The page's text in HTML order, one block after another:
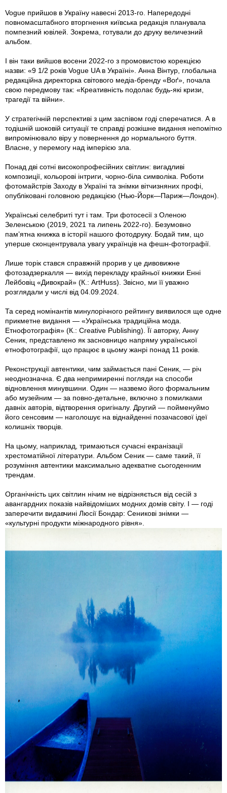
Vogue прийшов в Україну навесні 2013-го. Напередодні
повномасштабного вторгнення київська редакція планувала
помпезний ювілей. Зокрема, готували до друку величезний
альбом.
І він таки вийшов восени 2022-го з промовистою корекцією
назви: «9 1/2 років Vogue UA в Україні». Анна Вінтур, глобальна
редакційна директорка світового медіа-бренду «Воґ», почала
свою передмову так: «Креативність подолає будь-які кризи,
трагедії та війни».
У стратегічній перспективі з цим заспівом годі сперечатися. А в
тодішній шоковій ситуації те справді розкішне видання непомітно
випромінювало віру у повернення до нормального буття.
Власне, у перемогу над імперією зла.
Понад дві сотні високопрофесійних світлин: вигадливі
композиції, кольорові інтриги, чорно-біла символіка. Роботи
фотомайстрів Заходу в Україні та знімки вітчизняних профі,
опубліковані головною редакцією (Нью-Йорк—Париж—Лондон).
Українські селебриті тут і там. Три фотосесії з Оленою
Зеленською (2019, 2021 та липень 2022-го). Безумовно
пам’ятна книжка в історії нашого фотодруку. Бодай тим, що
уперше сконцентрувала увагу українців на фешн-фотографії.
Лише торік стався справжній прорив у це дивовижне
фотозадзеркалля — вихід перекладу крайньої книжки Енні
Лейбовіц «Дивокрай» (К.: ArtHuss). Звісно, ми її уважно
розглядали у числі від 04.09.2024.
Та серед номінантів минулорічного рейтингу виявилося ще одне
прикметне видання — «Українська традиційна мода.
Етнофотографія» (К.: Creative Publishing). Її авторку, Анну
Сеник, представлено як засновницю напряму української
етнофотографії, що працює в цьому жанрі понад 11 років.
Реконструкції автентики, чим займається пані Сеник, — річ
неоднозначна. Є два непримиренні погляди на способи
відновлення минувшини. Один — назвемо його формальним
або музейним — за повно-детальне, включно з помилками
давніх авторів, відтворення оригіналу. Другий — пойменуймо
його сенсовим — наголошує на віднайденні позачасової ідеї
колишніх творців.
На цьому, наприклад, тримаються сучасні екранізації
хрестоматійної літератури. Альбом Сеник — саме такий, її
розуміння автентики максимально адекватне сьогоденним
трендам.
Органічність цих світлин нічим не відрізняється від сесій з
авангардних показів найвідоміших модних домів світу. І — годі
заперечити видавчині Люсії Бондар: Сеникові знімки —
«культурні продукти міжнародного рівня».